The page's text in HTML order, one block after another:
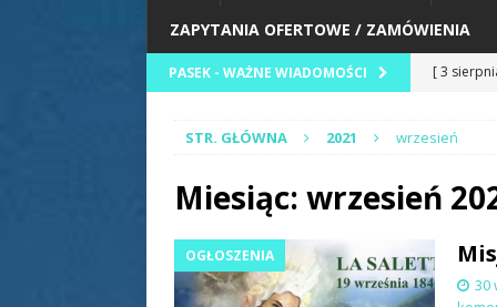
ZAPYTANIA OFERTOWE / ZAMÓWIENIA
PASEK - WAŻNE WIADOMOŚCI [ 3
[ 2
Zawody
Korzeni”
ZESPOŁY
STR. GŁÓWNA 2021 wrzesień
Miesiąc: wrzesień
OGŁOSZENIA
30